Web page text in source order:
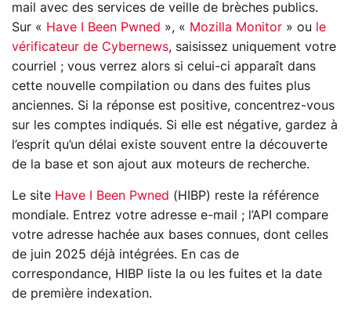
mail avec des services de veille de brèches publics.
Sur « Have I Been Pwned », « Mozilla Monitor » ou
le
vérificateur de Cybernews, saisissez uniquement votre
courriel ; vous verrez alors si celui-ci apparaît dans
cette nouvelle compilation ou dans des fuites plus
anciennes. Si la réponse est positive, concentrez-vous
sur les comptes indiqués. Si elle est négative, gardez à
l’esprit qu’un délai existe souvent entre la découverte
de la base et son ajout aux moteurs de recherche.
Le site Have I Been Pwned (HIBP) reste la référence
mondiale. Entrez votre adresse e-mail ; l’API compare
votre adresse hachée aux bases connues, dont celles
de juin 2025 déjà intégrées. En cas de
correspondance, HIBP liste la ou les fuites et la date
de première indexation.